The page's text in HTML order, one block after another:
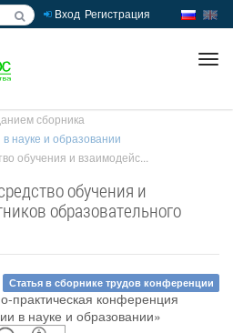
Вход Регистрация
сборника
науке и образовании
обучения и взаимодейс...
обучения и
образовательного
Статья в сборнике трудов конференции